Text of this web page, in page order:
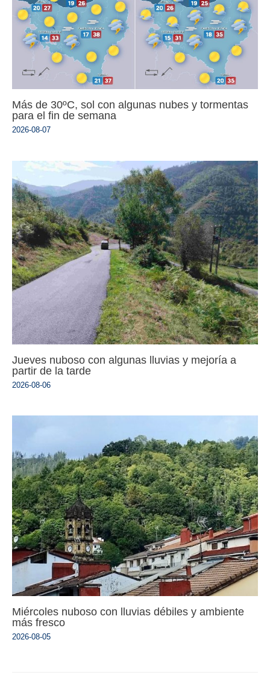
Más de 30ºC, sol con algunas nubes y tormentas
para el fin de semana
2026-08-07
Jueves nuboso con algunas lluvias y mejoría a
partir de la tarde
2026-08-06
Miércoles nuboso con lluvias débiles y ambiente
más fresco
2026-08-05